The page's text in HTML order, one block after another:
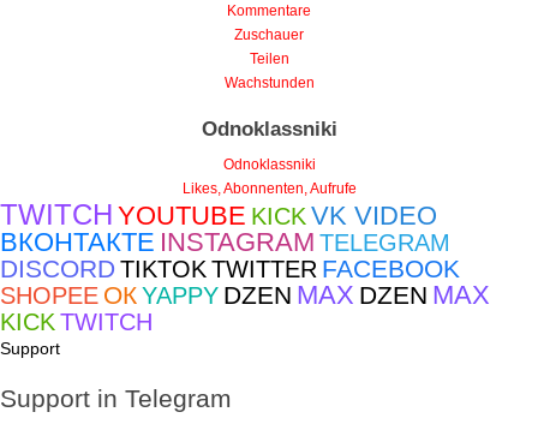
Kommentare
Zuschauer
Teilen
Wachstunden
Odnoklassniki
Odnoklassniki
Likes, Abonnenten, Aufrufe
TWITCH YOUTUBE KICK VK VIDEO
ВКОНТАКТЕ INSTAGRAM TELEGRAM
DISCORD TIKTOK TWITTER FACEBOOK
SHOPEE ОКYAPPY DZEN MAX DZEN MAX
KICK TWITCH
Support
Support in Telegram